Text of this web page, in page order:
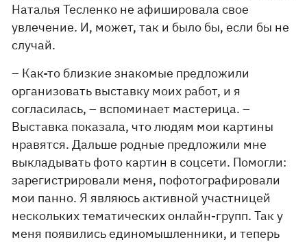
Наталья Тесленко не афишировала свое
увлечение. И, может, так и было бы, если бы не
случай.
– Как-то близкие знакомые предложили
организовать выставку моих работ, и я
согласилась, – вспоминает мастерица. –
Выставка показала, что людям мои картины
нравятся. Дальше родные предложили мне
выкладывать фото картин в соцсети. Помогли:
зарегистрировали меня, пофотографировали
мои панно. Я являюсь активной участницей
нескольких тематических онлайн-групп. Так у
меня появились единомышленники, и теперь